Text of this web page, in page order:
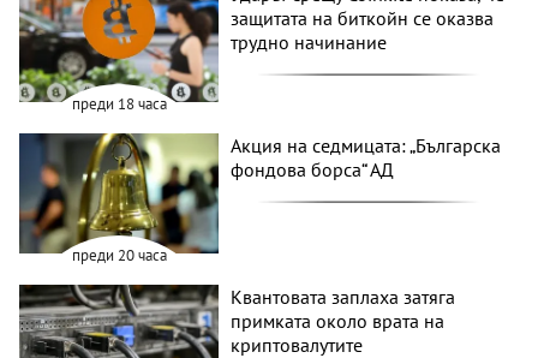
преди 18 часа
защитата на биткойн се оказва
трудно начинание
преди 20 часа
Акция на седмицата: „Българска
фондова борса“ АД
Квантовата заплаха затяга
примката около врата на
криптовалутите